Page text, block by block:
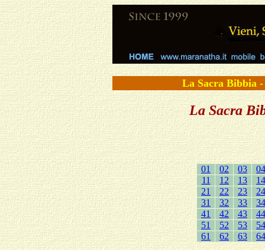
La Sacra
La Sacra
01 02 03
04
11
12 13
14
21
22 23
24
31
32 33
34
41
42 43
44
51
52 53
54
61
62 63 64